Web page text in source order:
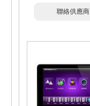
聯絡供應商